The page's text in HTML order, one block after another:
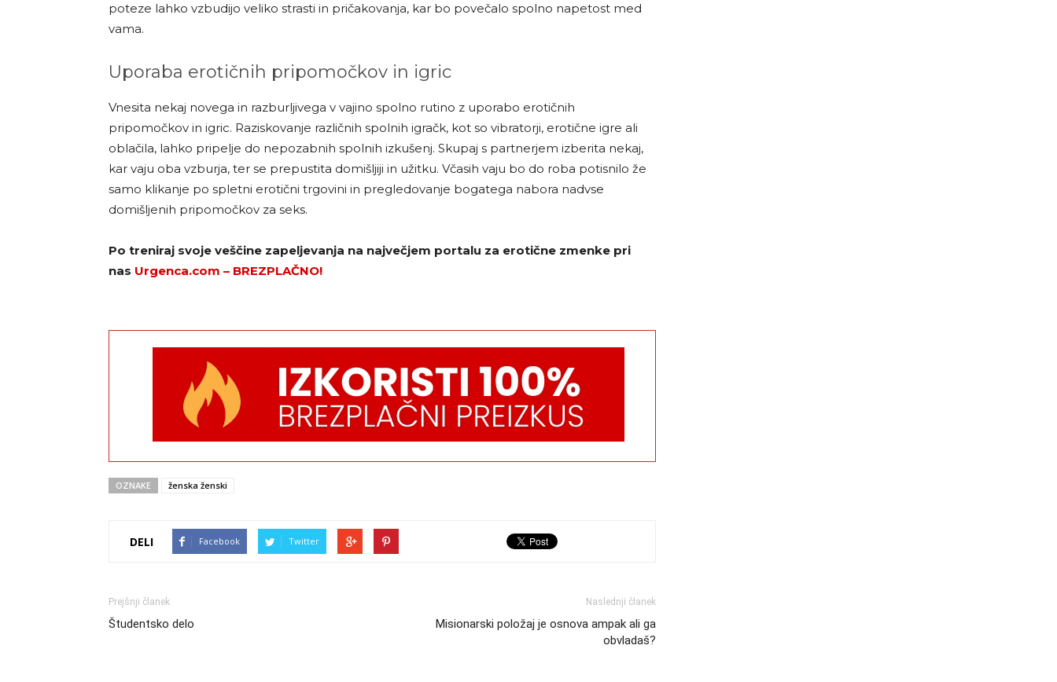
poteze lahko vzbudijo veliko strasti in pričakovanja, kar bo povečalo spolno napetost med
vama.
Uporaba erotičnih pripomočkov in igric
Vnesita nekaj novega in razburljivega v vajino spolno rutino z uporabo erotičnih
pripomočkov in igric. Raziskovanje različnih spolnih igračk, kot so vibratorji, erotične igre ali
oblačila, lahko pripelje do nepozabnih spolnih izkušenj. Skupaj s partnerjem izberita nekaj,
kar vaju oba vzburja, ter se prepustita domišljiji in užitku. Včasih vaju bo do roba potisnilo že
samo klikanje po spletni erotični trgovini in pregledovanje bogatega nabora nadvse
domišljenih pripomočkov za seks.
Po treniraj svoje veščine zapeljevanja na največjem portalu za erotične zmenke pri
nas Urgenca.com – BREZPLAČNO!
OZNAKE ženska ženski
DELI Facebook Twitter
Prejšnji članek
Študentsko delo
Naslednji članek
Misionarski položaj je osnova ampak ali ga
obvladaš?